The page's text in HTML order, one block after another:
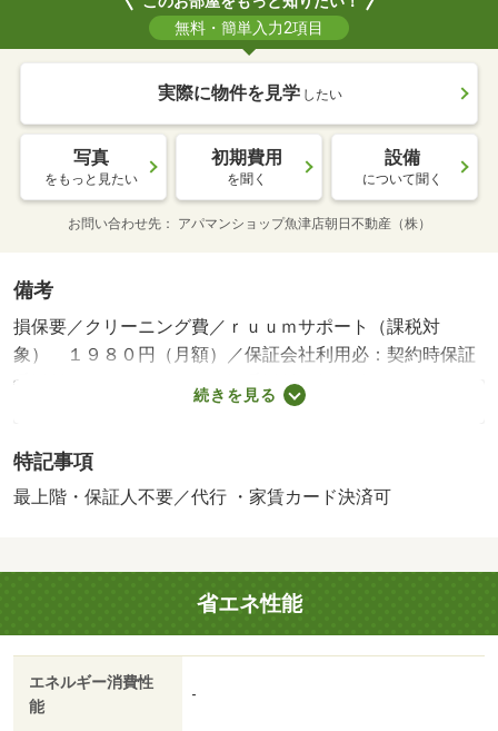
無料・簡単入力2項目
実際に物件を見学 したい
写真
をもっと見たい
初期費用
を聞く
設備
について聞く
お問い合わせ先 アパマンショップ魚津店朝日不動産（株）
備考
損保要／クリーニング費／ｒｕｕｍサポート（課税対
象） １９８０円（月額）／保証会社利用必：契約時保証
委託料：２．２万／月額保証委託料：賃料総額の２．２％
又は５．５％ ※ペット可は２．５万／２．５％／［退去
事務手数料 ２２，０００円がかかります。契約時にクリ
ーニング費７０，０００円、鍵セット費３，３００円（税
／シャワー付洗面台／ＴＶインターホン／浴室乾燥機／室
内洗濯置／シューズボックス／システムキッチン／追焚機
能浴室／温水洗浄便座／脱衣所／洗面所独立／洗面化粧台
／２口コンロ／駐輪場／宅配ボックス／ＣＡＴＶ／最上階
／敷金不要／対面式キッチン／防犯カメラ／ＩＨクッキン
グヒーター／照明付／オートバス／ウォークインクロゼッ
続きを見る
特記事項
最上階・保証人不要／代行 ・家賃カード決済可
省エネ性能
エネルギー消費性
能
-